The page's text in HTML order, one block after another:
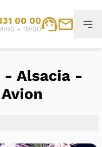
00 00
- 19:00
- Alsacia -